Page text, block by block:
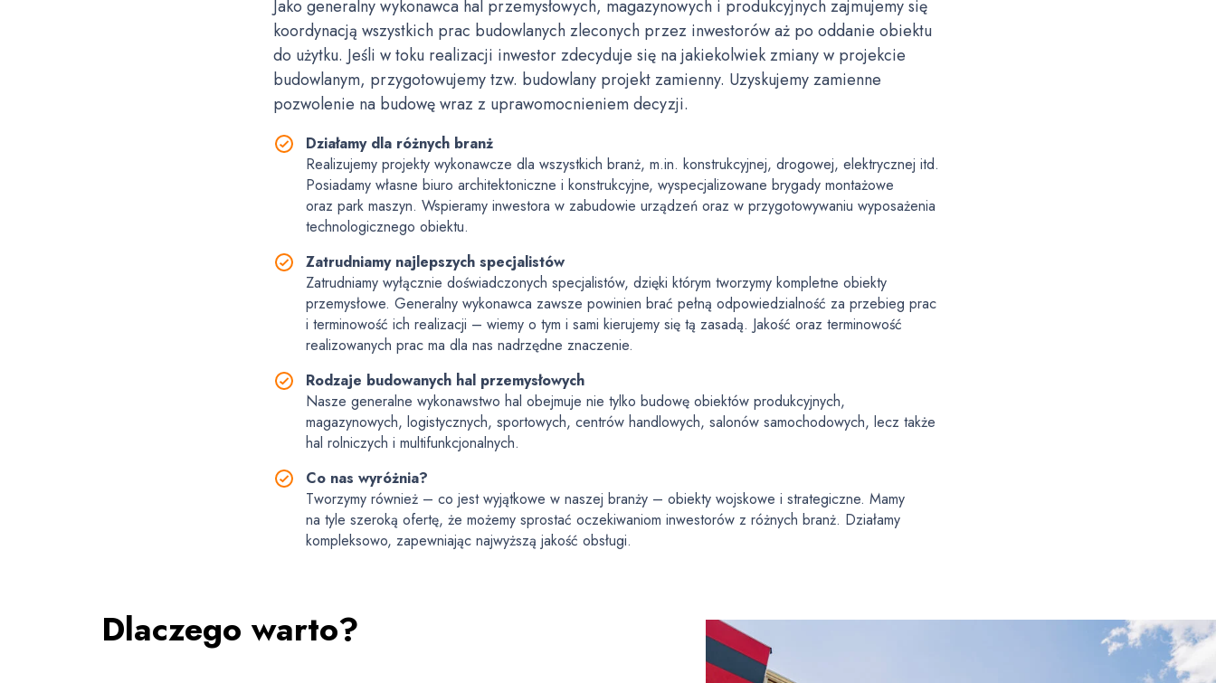
Jako generalny wykonawca hal przemysłowych, magazynowych i produkcyjnych zajmujemy się
koordynacją wszystkich prac budowlanych zleconych przez inwestorów aż po oddanie obiektu
do użytku. Jeśli w toku realizacji inwestor zdecyduje się na jakiekolwiek zmiany w projekcie
budowlanym, przygotowujemy tzw. budowlany projekt zamienny. Uzyskujemy zamienne
pozwolenie na budowę wraz z uprawomocnieniem decyzji.
Działamy dla różnych branż
Realizujemy projekty wykonawcze dla wszystkich branż, m.in. konstrukcyjnej, drogowej, elektrycznej itd.
Posiadamy własne biuro architektoniczne i konstrukcyjne, wyspecjalizowane brygady montażowe
oraz park maszyn. Wspieramy inwestora w zabudowie urządzeń oraz w przygotowywaniu wyposażenia
technologicznego obiektu.
Zatrudniamy najlepszych specjalistów
Zatrudniamy wyłącznie doświadczonych specjalistów, dzięki którym tworzymy kompletne obiekty
przemysłowe. Generalny wykonawca zawsze powinien brać pełną odpowiedzialność za przebieg prac
i terminowość ich realizacji – wiemy o tym i sami kierujemy się tą zasadą. Jakość oraz terminowość
realizowanych prac ma dla nas nadrzędne znaczenie.
Rodzaje budowanych hal przemysłowych
Nasze generalne wykonawstwo hal obejmuje nie tylko budowę obiektów produkcyjnych,
magazynowych, logistycznych, sportowych, centrów handlowych, salonów samochodowych, lecz także
hal rolniczych i multifunkcjonalnych.
Co nas wyróżnia?
Tworzymy również – co jest wyjątkowe w naszej branży – obiekty wojskowe i strategiczne. Mamy
na tyle szeroką ofertę, że możemy sprostać oczekiwaniom inwestorów z różnych branż. Działamy
kompleksowo, zapewniając najwyższą jakość obsługi.
Dlaczego warto?